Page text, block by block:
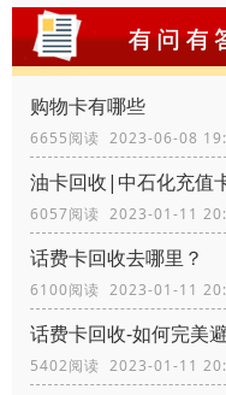
购物卡有哪些
6655阅读 2023-06-08
油卡回收|中石化充值
6057阅读 2023-01-11
话费卡回收去哪里？
6100阅读 2023-01-11
话费卡回收-如何完美
5402阅读 2023-01-11